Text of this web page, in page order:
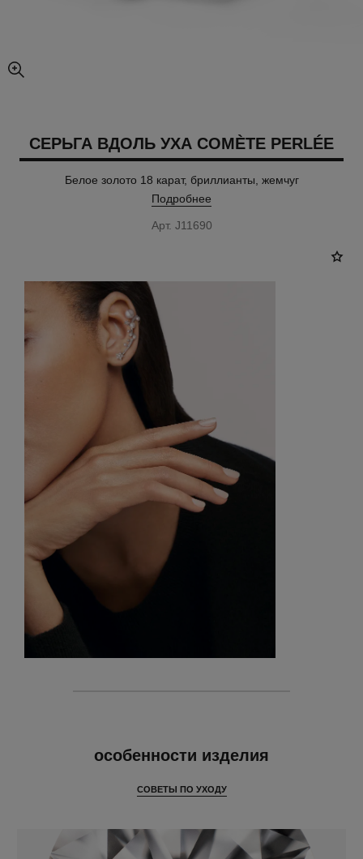
увеличенное изображение
СЕРЬГА ВДОЛЬ УХА COMÈTE PERLÉE
Белое золото 18 карат, бриллианты, жемчуг
Подробнее
Арт. J11690
особенности изделия
СОВЕТЫ ПО УХОДУ